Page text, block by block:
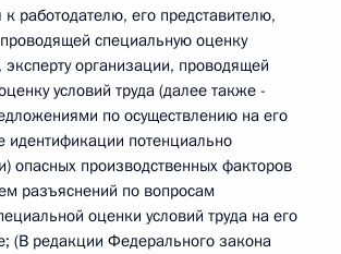
работодателю, его представителю,
специальную оценку
эксперту организации, проводящей
условий труда (далее также -
по осуществлению на его
идентификации потенциально
опасных производственных факторов
разъяснений по вопросам
оценки условий труда на его
(В редакции Федерального закона